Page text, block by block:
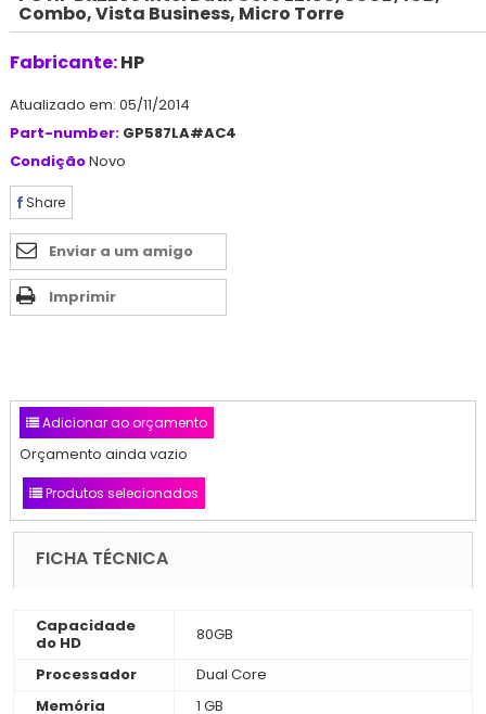
Combo, Vista Business, Micro Torre
Fabricante:HP
Atualizado em: 05/11/2014
Part-number: GP587LA#AC4
CondiçãoNovo
Share
Enviar a um amigo
Imprimir
Adicionar ao orçamento
Orçamento ainda vazio
Produtos selecionados
FICHA TÉCNICA
Capacidade
do HD
80GB
Processador
Dual Core
Memória
1 GB